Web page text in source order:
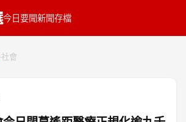
今日要聞新聞存檔
社會